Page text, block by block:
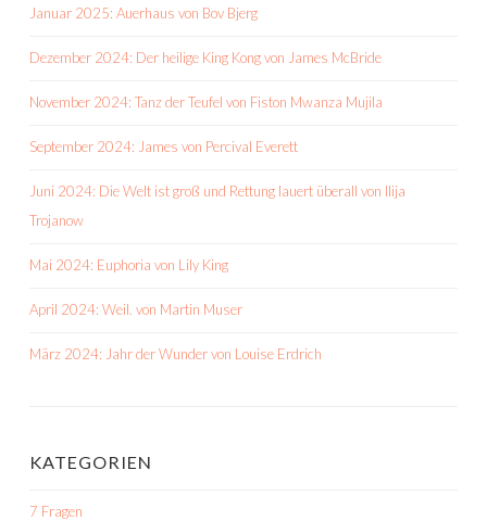
Januar 2025: Auerhaus von Bov Bjerg
Dezember 2024: Der heilige King Kong von James McBride
November 2024: Tanz der Teufel von Fiston Mwanza Mujila
September 2024: James von Percival Everett
Juni 2024: Die Welt ist groß und Rettung lauert überall von Ilija
Trojanow
Mai 2024: Euphoria von Lily King
April 2024: Weil. von Martin Muser
März 2024: Jahr der Wunder von Louise Erdrich
KATEGORIEN
7 Fragen